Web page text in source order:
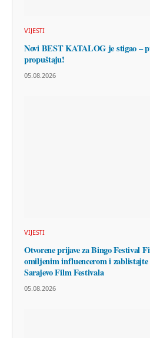
VIJESTI
Novi BEST KATALOG je stigao –
propuštaju!
05.08.2026
VIJESTI
Otvorene prijave za Bingo Festival
omiljenim influencerom i
Sarajevo Film Festivala
05.08.2026